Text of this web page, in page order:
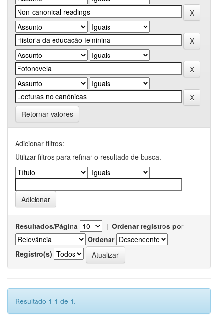
Retornar valores
Adicionar filtros:
Utilizar filtros para refinar o resultado de busca.
Resultados/Página | Ordenar registros por
Ordenar
Registro(s)
Resultado 1-1 de 1.